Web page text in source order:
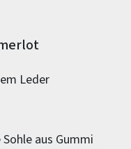
Leder
aus Gummi